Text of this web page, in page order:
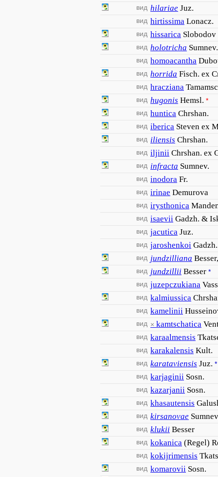
вид hilariae Juz.
вид hirtissima Lonacz.
вид hissarica Slobodov
вид holotricha Sumnev.
вид homoacantha
вид horrida Fisch. ex
вид hracziana
вид hugonis Hemsl. *
вид huntica Chrshan.
вид iberica Steven ex
вид iliensis Chrshan.
вид iljinii Chrshan. ex
вид infracta Sumnev.
вид inodora Fr.
вид irinae Demurova
вид irysthonica
вид isaevii Gadzh. &
вид jacutica Juz.
вид jaroshenkoi
вид jundzilliana
вид jundzillii Besser *
вид juzepczukiana
вид kalmiussica
вид kamelinii
вид × kamtschatica
вид karaalmensis
вид karakalensis Kult.
вид karataviensis Juz. *
вид karjaginii Sosn.
вид kazarjanii Sosn.
вид khasautensis
вид kirsanovae
вид klukii Besser
вид kokanica (Regel)
вид kokijrimensis
вид komarovii Sosn.